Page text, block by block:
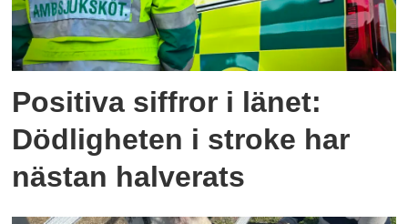
Positiva siffror i länet:
Dödligheten i stroke har
nästan halverats